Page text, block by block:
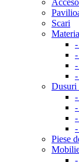
Scari
Dusuri
Piese